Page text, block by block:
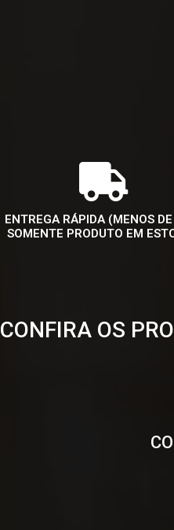
ENTREGA RÁPIDA (MENOS
SOMENTE PRODUTO EM
CONFIRA OS